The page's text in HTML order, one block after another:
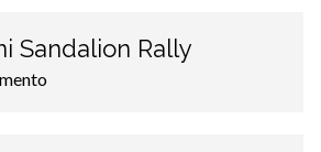
Sandalion Rally